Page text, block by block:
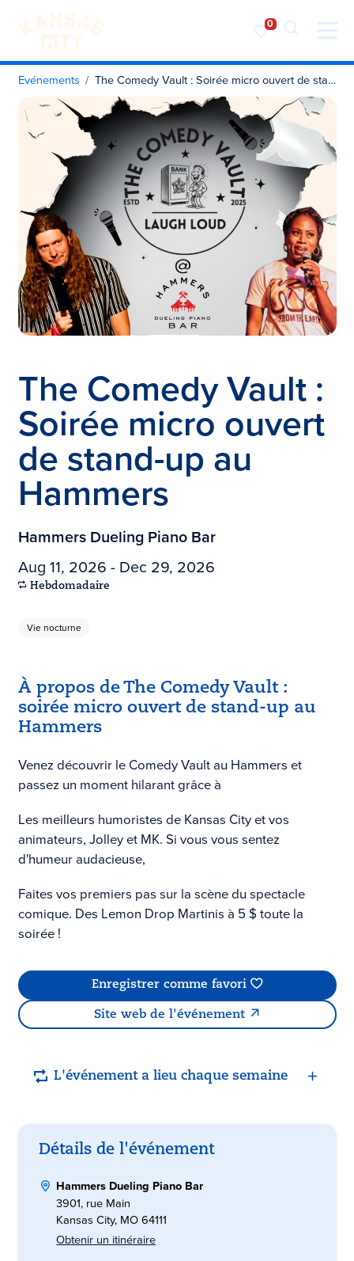
Visiter KC
Skip to content
Evénements The Comedy Vault : Soirée micro ouvert de stand-up au Hammers
The Comedy Vault :
Soirée micro ouvert
de stand-up au
Hammers
Hammers Dueling Piano Bar
Aug 11, 2026 - Dec 29, 2026
Hebdomadaire
Vie nocturne
À propos de The Comedy Vault :
soirée micro ouvert de stand-up au
Hammers
Venez découvrir le Comedy Vault au Hammers et
passez un moment hilarant grâce à
Les meilleurs humoristes de Kansas City et vos
animateurs, Jolley et MK. Si vous vous sentez
d'humeur audacieuse,
Faites vos premiers pas sur la scène du spectacle
comique. Des Lemon Drop Martinis à 5 $ toute la
soirée !
Enregistrer comme favori
Site web de l'événement
L'événement a lieu chaque semaine
Détails de l'événement
Hammers Dueling Piano Bar
3901, rue Main
Kansas City, MO 64111
Obtenir un itinéraire